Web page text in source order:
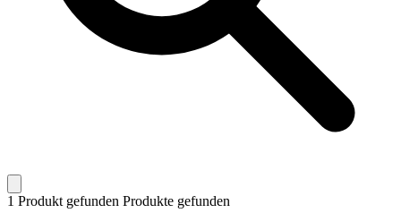
1 Produkt gefunden Produkte gefunden